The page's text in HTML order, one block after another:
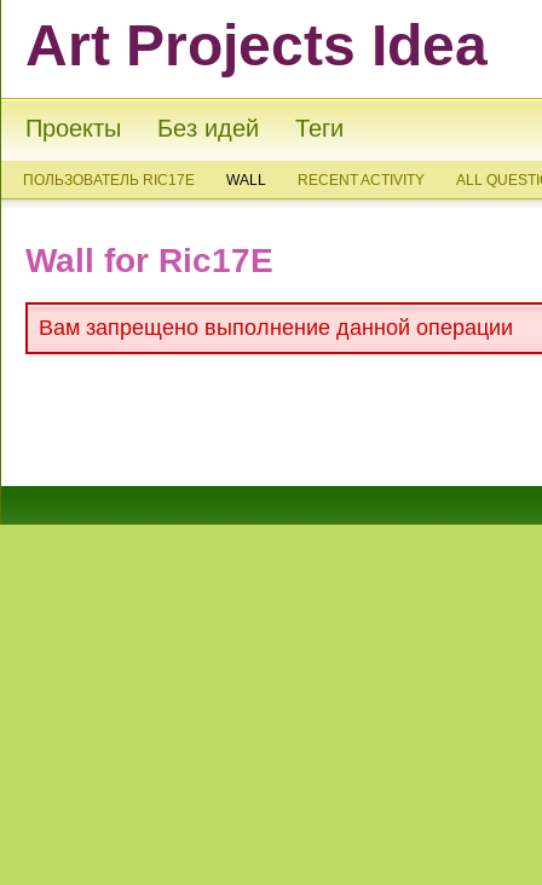
Art Projects Idea
Проекты Без идей Теги
ПОЛЬЗОВАТЕЛЬ RIC17E WALL RECENT ACTIVITY ALL
Wall for Ric17E
Вам запрещено выполнение данной операции